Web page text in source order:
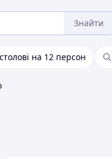
Знайти
на 12 персон